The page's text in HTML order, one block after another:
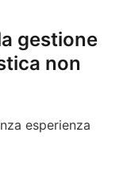
gestione
non
esperienza